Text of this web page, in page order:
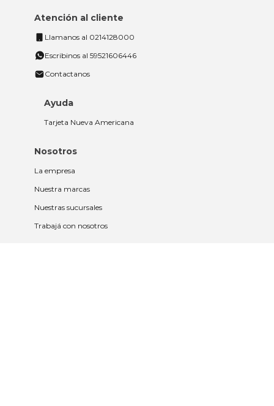
Atención al cliente
Llamanos al 0214128000
Escribinos al 59521606446
Contactanos
Ayuda
Tarjeta Nueva Americana
Nosotros
La empresa
Nuestra marcas
Nuestras sucursales
Trabajá con nosotros